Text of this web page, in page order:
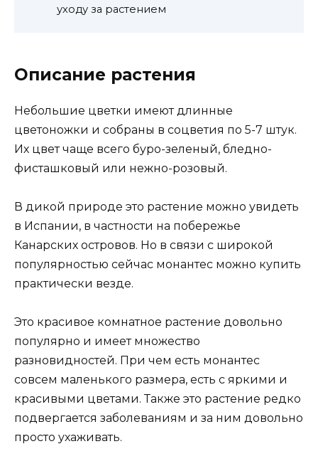
уходу за растением
Описание растения
Небольшие цветки имеют длинные
цветоножки и собраны в соцветия по 5-7 штук.
Их цвет чаще всего буро-зеленый, бледно-
фисташковый или нежно-розовый.
В дикой природе это растение можно увидеть
в Испании, в частности на побережье
Канарских островов. Но в связи с широкой
популярностью сейчас монантес можно купить
практически везде.
Это красивое комнатное растение довольно
популярно и имеет множество
разновидностей. При чем есть монантес
совсем маленького размера, есть с яркими и
красивыми цветами. Также это растение редко
подвергается заболеваниям и за ним довольно
просто ухаживать.